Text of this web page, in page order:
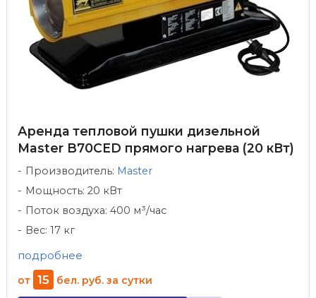
Аренда тепловой пушки дизельной
Master B70CED прямого нагрева (20 кВт)
Производитель: Master
Мощность: 20 кВт
Поток воздуха: 400 м³/час
Вес: 17 кг
подробнее
от 15 бел. руб. за сутки